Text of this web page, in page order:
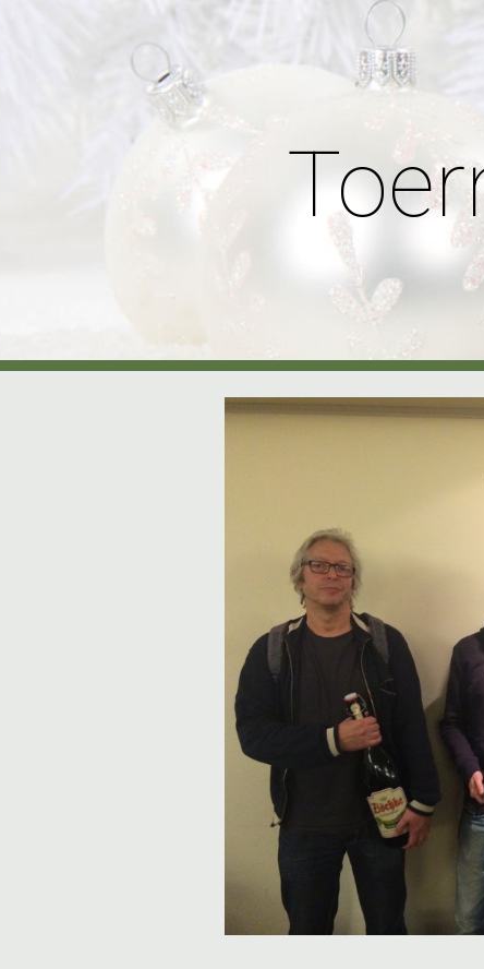
Skip to main content